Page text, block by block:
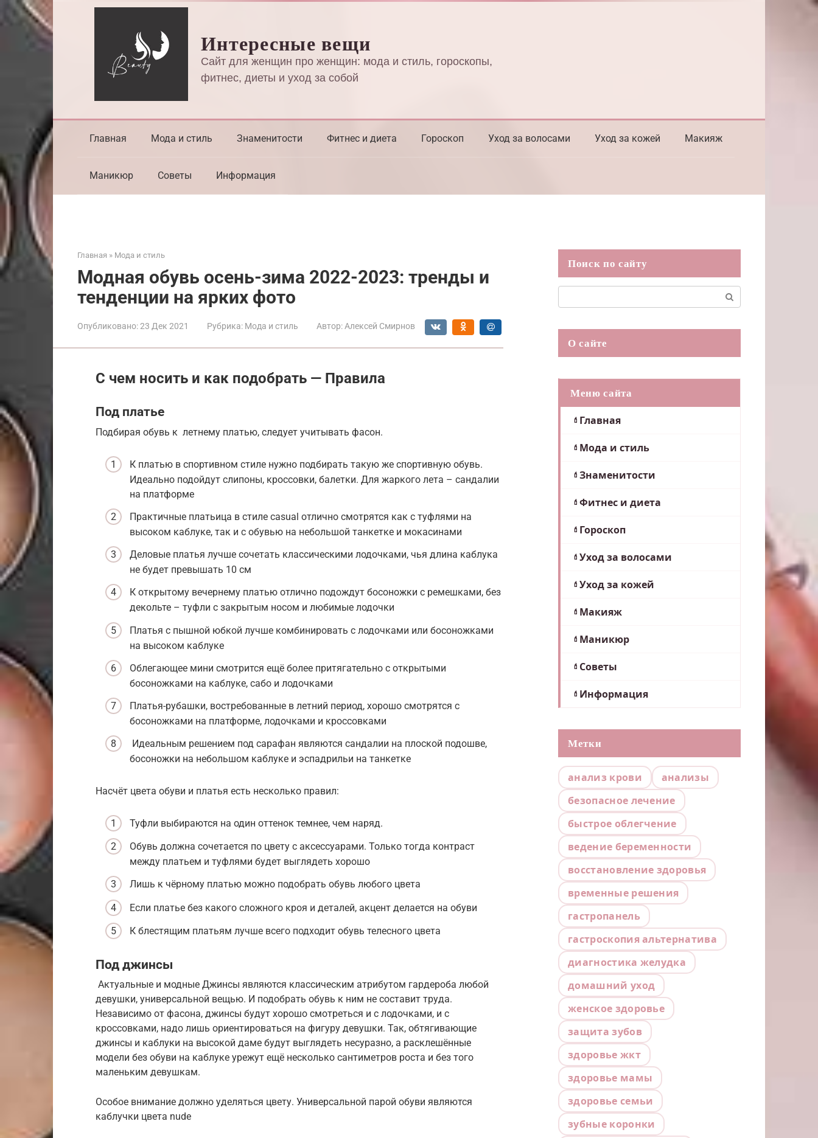
Перейти
к
контенту
Интересные вещи
Сайт для женщин про женщин: мода и стиль, гороскопы,
фитнес, диеты и уход за собой
Главная Мода и стиль Знаменитости Фитнес и диета Гороскоп Уход за волосами Уход за кожей Макияж
Маникюр Советы Информация
Главная » Мода и стиль
Модная обувь осень-зима 2022-2023: тренды и
тенденции на ярких фото
Опубликовано:23 Дек 2021 Рубрика: Мода и стиль Автор: Алексей Смирнов
С чем носить и как подобрать — Правила
Под платье
Подбирая обувь к летнему платью, следует учитывать фасон.
К платью в спортивном стиле нужно подбирать такую же спортивную обувь.
Идеально подойдут слипоны, кроссовки, балетки. Для жаркого лета – сандалии
на платформе
Практичные платьица в стиле casual отлично смотрятся как с туфлями на
высоком каблуке, так и с обувью на небольшой танкетке и мокасинами
Деловые платья лучше сочетать классическими лодочками, чья длина каблука
не будет превышать 10 см
К открытому вечернему платью отлично подождут босоножки с ремешками, без
декольте – туфли с закрытым носом и любимые лодочки
Платья с пышной юбкой лучше комбинировать с лодочками или босоножками
на высоком каблуке
Облегающее мини смотрится ещё более притягательно с открытыми
босоножками на каблуке, сабо и лодочками
Платья-рубашки, востребованные в летний период, хорошо смотрятся с
босоножками на платформе, лодочками и кроссовками
Идеальным решением под сарафан являются сандалии на плоской подошве,
босоножки на небольшом каблуке и эспадрильи на танкетке
Насчёт цвета обуви и платья есть несколько правил:
Туфли выбираются на один оттенок темнее, чем наряд.
Обувь должна сочетается по цвету с аксессуарами. Только тогда контраст
между платьем и туфлями будет выглядеть хорошо
Лишь к чёрному платью можно подобрать обувь любого цвета
Если платье без какого сложного кроя и деталей, акцент делается на обуви
К блестящим платьям лучше всего подходит обувь телесного цвета
Под джинсы
Актуальные и модные Джинсы являются классическим атрибутом гардероба любой
девушки, универсальной вещью. И подобрать обувь к ним не составит труда.
Независимо от фасона, джинсы будут хорошо смотреться и с лодочками, и с
кроссовками, надо лишь ориентироваться на фигуру девушки. Так, обтягивающие
джинсы и каблуки на высокой даме будут выглядеть несуразно, а расклешённые
модели без обуви на каблуке урежут ещё несколько сантиметров роста и без того
маленьким девушкам.
Особое внимание должно уделяться цвету. Универсальной парой обуви являются
каблучки цвета nude
Поиск по сайту
О сайте
Меню сайта
Главная
Мода и стиль
Знаменитости
Фитнес и диета
Гороскоп
Уход за волосами
Уход за кожей
Макияж
Маникюр
Советы
Информация
Метки
анализ крови
анализы
безопасное лечение
быстрое облегчение
ведение беременности
восстановление здоровья
временные решения
гастропанель
гастроскопия альтернатива
диагностика желудка
домашний уход
женское здоровье
защита зубов
здоровье жкт
здоровье мамы
здоровье семьи
зубные коронки